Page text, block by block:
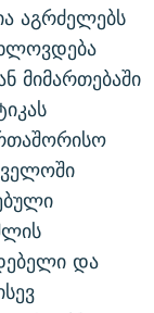
აგრძელებს
მიმართებაში
და